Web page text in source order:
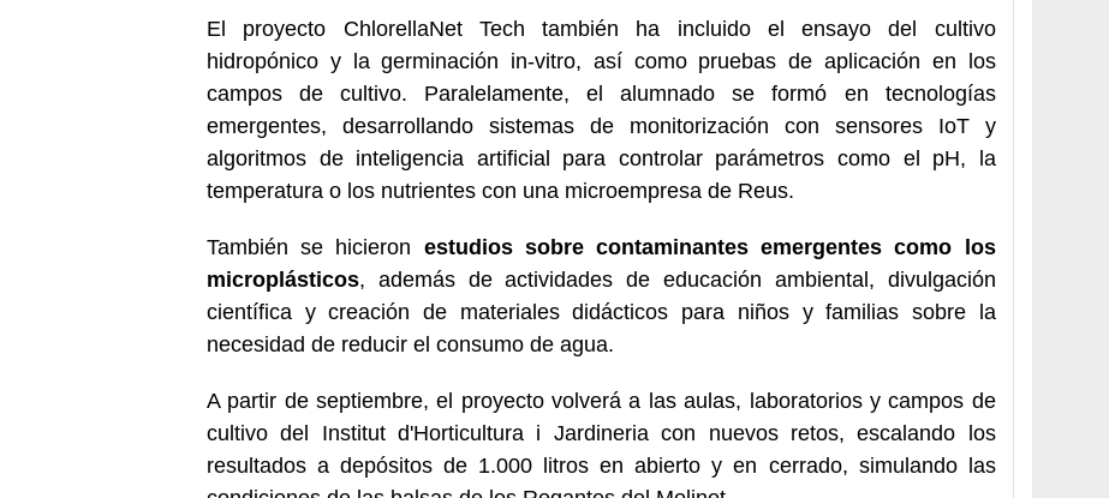
El proyecto ChlorellaNet Tech también ha incluido el ensayo del cultivo
hidropónico y la germinación in-vitro, así como pruebas de aplicación en los
campos de cultivo. Paralelamente, el alumnado se formó en tecnologías
emergentes, desarrollando sistemas de monitorización con sensores IoT y
algoritmos de inteligencia artificial para controlar parámetros como el pH, la
temperatura o los nutrientes con una microempresa de Reus.
También se hicieron estudios sobre contaminantes emergentes como los
microplásticos, además de actividades de educación ambiental, divulgación
científica y creación de materiales didácticos para niños y familias sobre la
necesidad de reducir el consumo de agua.
A partir de septiembre, el proyecto volverá a las aulas, laboratorios y campos de
cultivo del Institut d'Horticultura i Jardineria con nuevos retos, escalando los
resultados a depósitos de 1.000 litros en abierto y en cerrado, simulando las